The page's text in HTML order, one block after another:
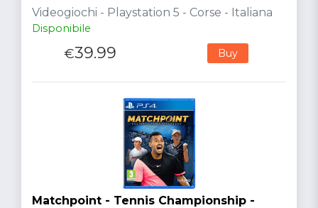
Videogiochi - Playstation 5 - Corse - Italiana
Disponibile
€39.99 Buy
Matchpoint - Tennis Championship -